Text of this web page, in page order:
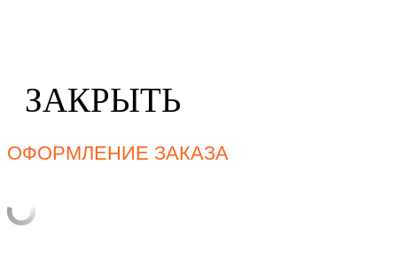
ЗАКРЫТЬ
ОФОРМЛЕНИЕ ЗАКАЗА